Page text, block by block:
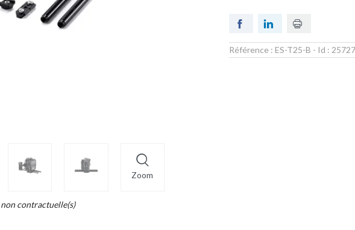
Zoom
non contractuelle(s)
Référence : ES-T25-B - Id :